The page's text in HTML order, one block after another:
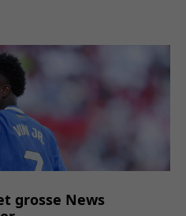
grosse News